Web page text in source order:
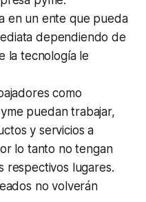
en un ente que pueda
dependiendo de
la tecnología le
como
puedan trabajar,
y servicios a
lo tanto no tengan
respectivos lugares.
no volverán